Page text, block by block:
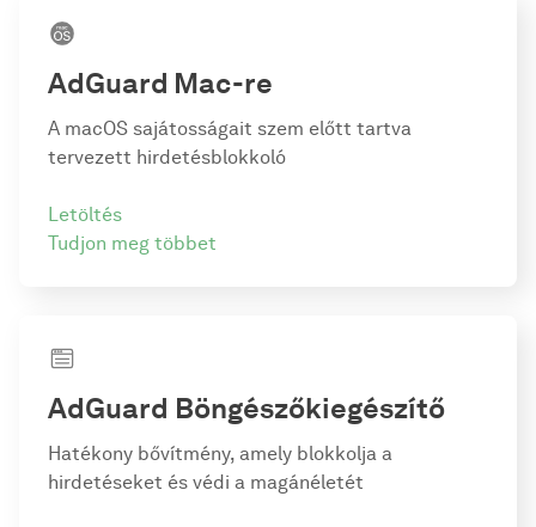
AdGuard Mac-re
A macOS sajátosságait szem előtt tartva
tervezett hirdetésblokkoló
Tudjon meg többet
Letöltés
AdGuard Böngészőkiegészítő
Hatékony bővítmény, amely blokkolja a
hirdetéseket és védi a magánéletét